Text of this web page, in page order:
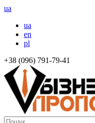
ua
ua
en
pl
+38 (096) 791-79-41